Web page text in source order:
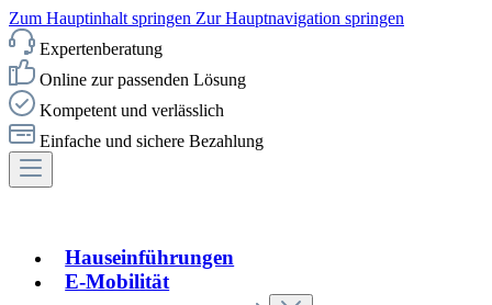
Zum Hauptinhalt springen Zur Hauptnavigation springen
Expertenberatung
Online zur passenden Lösung
Kompetent und verlässlich
Einfache und sichere Bezahlung
Hauseinführungen
E-Mobilität